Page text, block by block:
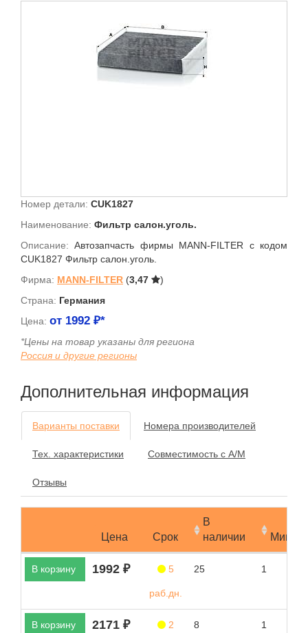
Номер детали: CUK1827
Наименование: Фильтр салон.уголь.
Описание:Автозапчасть фирмы MANN-FILTER с кодом
CUK1827 Фильтр салон.уголь.
Фирма: MANN-FILTER (3,47
)
Страна: Германия
Цена: от 1992 ₽*
*Цены на товар указаны для региона
Россия и другие регионы
Дополнительная информация
Варианты поставки Номера производителей
Тех. характеристики Совместимость с А/М
Отзывы
Цена Срок
В
наличии
В корзину 1992 ₽ 5
раб.дн.
25 1
В корзину 2171 ₽ 2 8 1